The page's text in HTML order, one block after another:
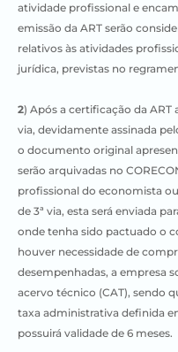
atividade profissional e
emissão da ART serão
relativos às atividades
jurídica, previstas no
2) Após a certificação da ART
via, devidamente assinada
o documento original
serão arquivadas no
profissional do economista
de 3ª via, esta será enviada
onde tenha sido pactuado o
houver necessidade de
desempenhadas, a empresa
acervo técnico (CAT), sendo
taxa administrativa definida
possuirá validade de 6 meses.